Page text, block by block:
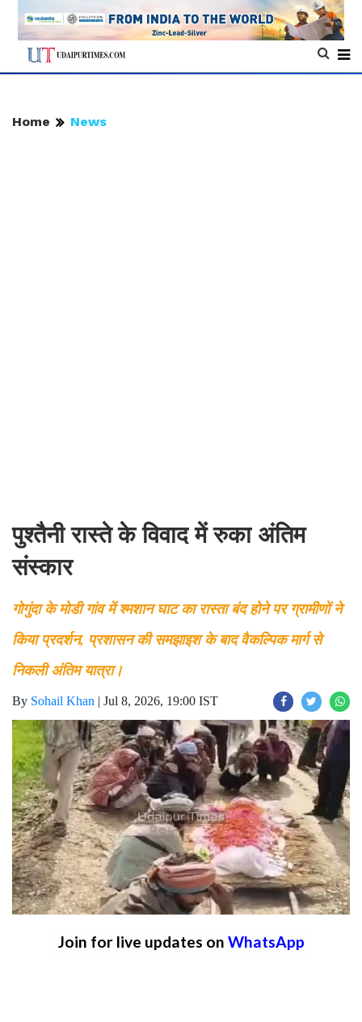
Home News
पुश्तैनी रास्ते के विवाद में रुका अंतिम
संस्कार
गोगुंदा के मोडी गांव में श्मशान घाट का रास्ता बंद होने पर ग्रामीणों ने
किया प्रदर्शन, प्रशासन की समझाइश के बाद वैकल्पिक मार्ग से
निकली अंतिम यात्रा।
By Sohail Khan | Jul 8, 2026, 19:00 IST
Join for live updates on WhatsApp